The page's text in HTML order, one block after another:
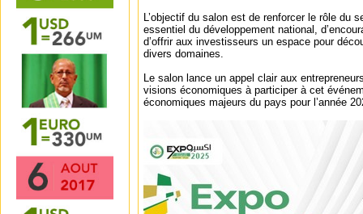
L’objectif du salon est de renforcer le rôle du
essentiel du développement national,
d’offrir aux investisseurs un espace pour
divers domaines.
Le salon lance un appel clair aux
visions économiques à participer à cet
économiques majeurs du pays pour l’année